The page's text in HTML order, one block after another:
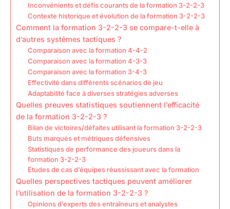
Inconvénients et défis courants de la formation 3-2-2-3
Contexte historique et évolution de la formation 3-2-2-3
Comment la formation 3-2-2-3 se compare-t-elle à
d’autres systèmes tactiques ?
Comparaison avec la formation 4-4-2
Comparaison avec la formation 4-3-3
Comparaison avec la formation 3-4-3
Effectivité dans différents scénarios de jeu
Adaptabilité face à diverses stratégies adverses
Quelles preuves statistiques soutiennent l’efficacité
de la formation 3-2-2-3 ?
Bilan de victoires/défaites utilisant la formation 3-2-2-3
Buts marqués et métriques défensives
Statistiques de performance des joueurs dans la
formation 3-2-2-3
Études de cas d’équipes réussissant avec la formation
Quelles perspectives tactiques peuvent améliorer
l’utilisation de la formation 3-2-2-3 ?
Opinions d’experts des entraîneurs et analystes